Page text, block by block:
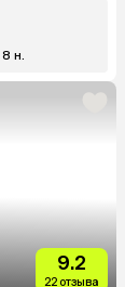
н.
9.2
22 отзыва